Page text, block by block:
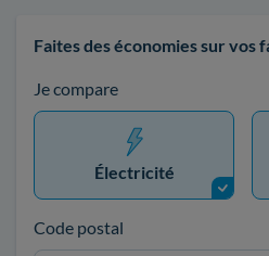
Faites des économies sur vos
Je compare
Électricité
Code postal